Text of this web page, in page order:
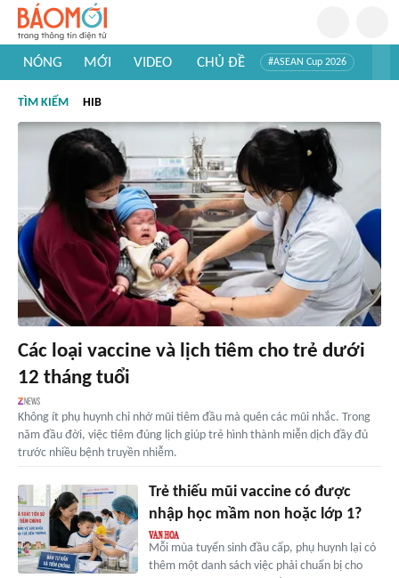
NÓNG MỚI VIDEO CHỦ ĐỀ #ASEAN Cup 2026
#Khám phá thế giới
TÌM KIẾM HIB
Các loại vaccine và lịch tiêm cho trẻ dưới
12 tháng tuổi
Không ít phụ huynh chỉ nhớ mũi tiêm đầu mà quên các mũi nhắc. Trong
năm đầu đời, việc tiêm đúng lịch giúp trẻ hình thành miễn dịch đầy đủ
trước nhiều bệnh truyền nhiễm.
Trẻ thiếu mũi vaccine có được
nhập học mầm non hoặc lớp 1?
Mỗi mùa tuyển sinh đầu cấp, phụ huynh lại có
thêm một danh sách việc phải chuẩn bị cho